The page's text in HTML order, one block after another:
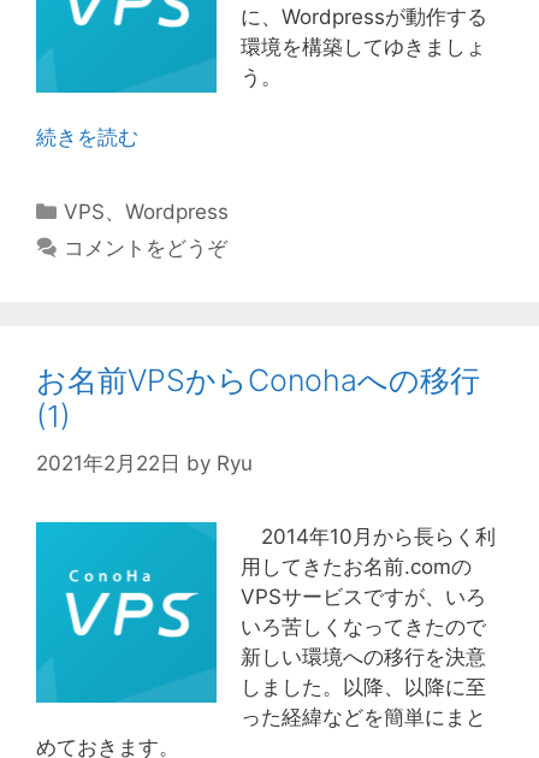
に、Wordpressが動作する
環境を構築してゆきましょ
う。
続きを読む
カ
テ
VPS、Wordpress
コメントをどうぞ
お名前VPSからConohaへの移行
(1)
2021年2月22日 by Ryu
2014年10月から長らく利
用してきたお名前.comの
VPSサービスですが、いろ
いろ苦しくなってきたので
新しい環境への移行を決意
しました。以降、以降に至
った経緯などを簡単にまと
めておきます。